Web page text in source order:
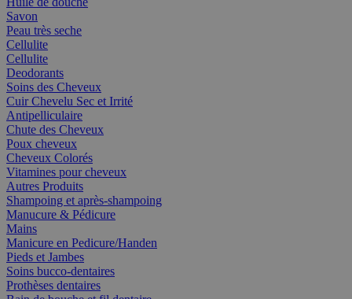
Savon
Peau très seche
Cellulite
Cellulite
Deodorants
Soins des Cheveux
Cuir Chevelu Sec et Irrité
Antipelliculaire
Chute des Cheveux
Poux cheveux
Cheveux Colorés
Vitamines pour cheveux
Autres Produits
Shampoing et après-shampoing
Manucure & Pédicure
Mains
Manicure en Pedicure/Handen
Pieds et Jambes
Soins bucco-dentaires
Prothèses dentaires